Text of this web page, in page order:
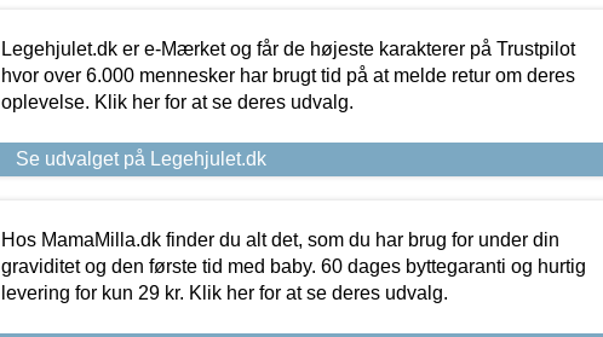
Legehjulet.dk er e-Mærket og får de højeste karakterer på Trustpilot
hvor over 6.000 mennesker har brugt tid på at melde retur om deres
oplevelse. Klik her for at se deres udvalg.
Se udvalget på Legehjulet.dk
Hos MamaMilla.dk finder du alt det, som du har brug for under din
graviditet og den første tid med baby. 60 dages byttegaranti og hurtig
levering for kun 29 kr. Klik her for at se deres udvalg.